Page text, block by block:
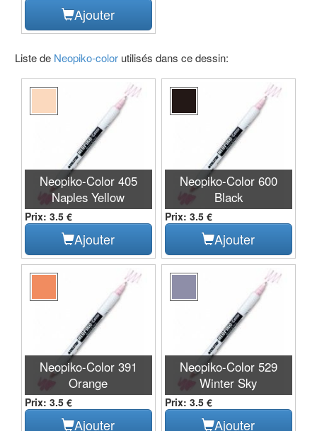
Ajouter
Liste de Neopiko-color utilisés dans ce dessin:
Neopiko-Color 405
Naples Yellow
Prix: 3.5 €
Ajouter
Neopiko-Color 600
Black
Prix: 3.5 €
Ajouter
Neopiko-Color 391
Orange
Prix: 3.5 €
Ajouter
Neopiko-Color 529
Winter Sky
Prix: 3.5 €
Ajouter